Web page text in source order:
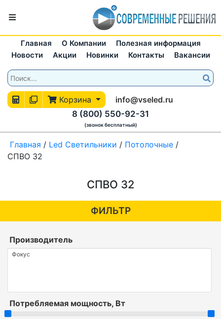
Главная О Компании
Полезная информация
Новости
Акции Новинки Контакты Вакансии
Корзина
info@vseled.ru
8 (800) 550-92-31
(звонок бесплатный)
Главная / Led Светильники / Потолочные /
СПВО 32
СПВО 32
ФИЛЬТР
Производитель
Потребляемая мощность, Вт